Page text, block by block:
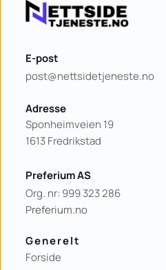
E-post
post@nettsidetjeneste.no
Adresse
Sponheimveien 19
1613 Fredrikstad
Preferium AS
Org. nr: 999 323 286
Preferium.no
Generelt
Forside